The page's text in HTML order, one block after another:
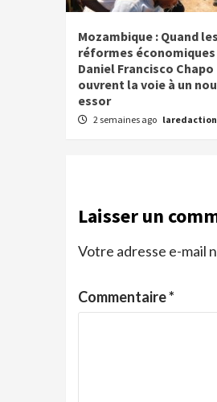
Mozambique : Quand les
réformes économiques
Daniel Francisco Chapo
ouvrent la voie à un
essor
2 semaines ago laredaction
Laisser un
Votre adresse e-mail
Commentaire*